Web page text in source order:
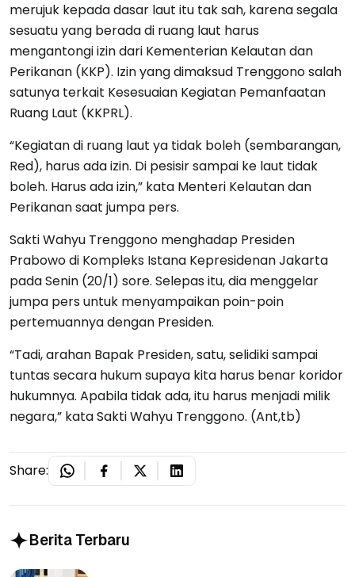
merujuk kepada dasar laut itu tak sah, karena segala
sesuatu yang berada di ruang laut harus
mengantongi izin dari Kementerian Kelautan dan
Perikanan (KKP). Izin yang dimaksud Trenggono salah
satunya terkait Kesesuaian Kegiatan Pemanfaatan
Ruang Laut (KKPRL).
“Kegiatan di ruang laut ya tidak boleh (sembarangan,
Red), harus ada izin. Di pesisir sampai ke laut tidak
boleh. Harus ada izin,” kata Menteri Kelautan dan
Perikanan saat jumpa pers.
Sakti Wahyu Trenggono menghadap Presiden
Prabowo di Kompleks Istana Kepresidenan Jakarta
pada Senin (20/1) sore. Selepas itu, dia menggelar
jumpa pers untuk menyampaikan poin-poin
pertemuannya dengan Presiden.
“Tadi, arahan Bapak Presiden, satu, selidiki sampai
tuntas secara hukum supaya kita harus benar koridor
hukumnya. Apabila tidak ada, itu harus menjadi milik
negara,” kata Sakti Wahyu Trenggono. (Ant,tb)
Share:
Berita Terbaru